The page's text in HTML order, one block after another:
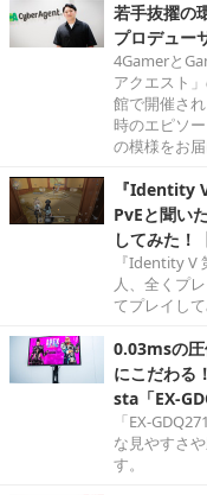
若手抜擢の
プロデュー
4Gamerと
アクエスト
館で開催さ
時のエピソ
の模様をお届
『Identity
PvEと聞い
してみた！
『Identity V
人、全くプ
てプレイして
0.03msの
にこだわる
sta「EX-
「EX-
な見やすさ
す。